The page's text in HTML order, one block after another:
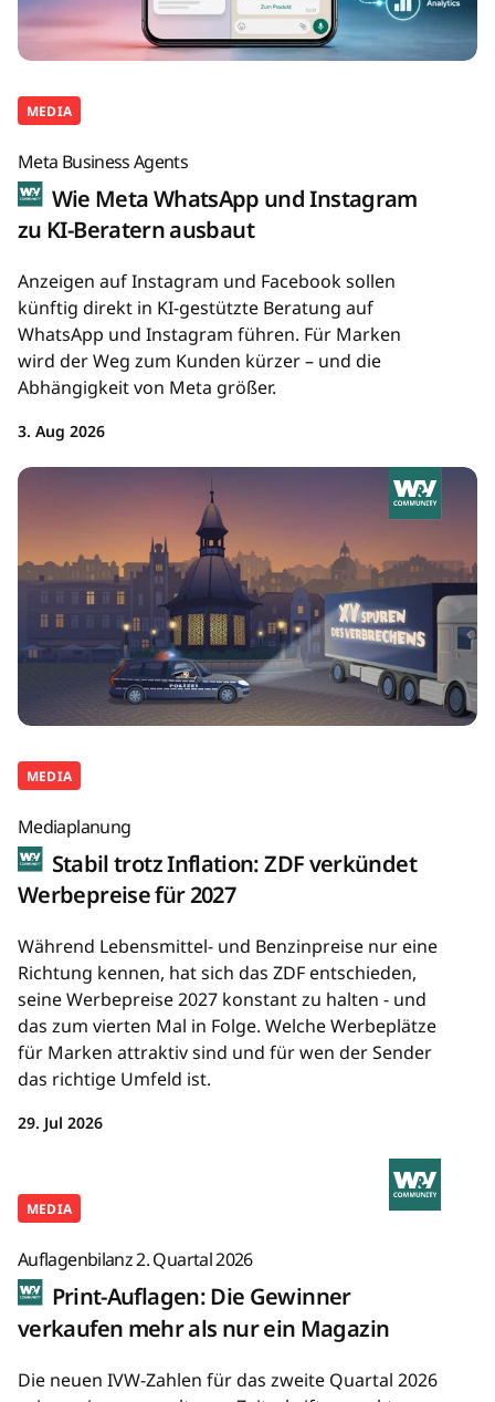
MEDIA
Meta Business Agents
Wie Meta WhatsApp und Instagram
zu KI-Beratern ausbaut
Anzeigen auf Instagram und Facebook sollen
künftig direkt in KI-gestützte Beratung auf
WhatsApp und Instagram führen. Für Marken
wird der Weg zum Kunden kürzer – und die
Abhängigkeit von Meta größer.
3. Aug 2026
MEDIA
Mediaplanung
Stabil trotz Inflation: ZDF verkündet
Werbepreise für 2027
Während Lebensmittel- und Benzinpreise nur eine
Richtung kennen, hat sich das ZDF entschieden,
seine Werbepreise 2027 konstant zu halten - und
das zum vierten Mal in Folge. Welche Werbeplätze
für Marken attraktiv sind und für wen der Sender
das richtige Umfeld ist.
29. Jul 2026
MEDIA
Auflagenbilanz 2. Quartal 2026
Print-Auflagen: Die Gewinner
verkaufen mehr als nur ein Magazin
Die neuen IVW-Zahlen für das zweite Quartal 2026